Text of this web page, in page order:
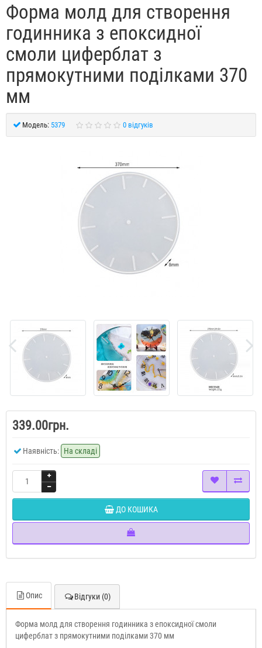
Форма молд для створення
годинника з епоксидної
смоли циферблат з
прямокутними поділками 370
мм
Модель: 5379 0 відгуків
339.00грн.
Наявність: На складі
ДО КОШИКА
Опис Відгуки (0)
Форма молд для створення годинника з епоксидної смоли
циферблат з прямокутними поділками 370 мм